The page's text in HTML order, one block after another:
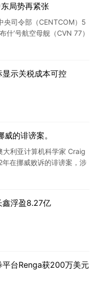
局势再紧张
司令部（CENTCOM）5
什’号航空母舰（CVN 77）
示关税成本可控
的诽谤案。
利亚计算机科学家 Craig
在挪威败诉的诽谤案，涉
鑫浮盈8.27亿
平台Renga获200万美元